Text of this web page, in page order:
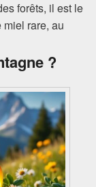
forêts, il est le
miel rare, au
?